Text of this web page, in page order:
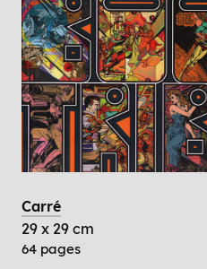
Carré
29 x 29 cm
64 pages